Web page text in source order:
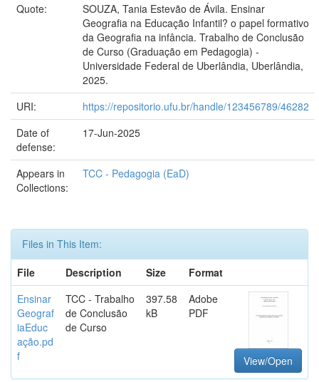
Quote:
SOUZA, Tania Estevão de Ávila. Ensinar
Geografia na Educação Infantil? o papel formativo
da Geografia na infância. Trabalho de Conclusão
de Curso (Graduação em Pedagogia) -
Universidade Federal de Uberlândia, Uberlândia,
2025.
URI:
https://repositorio.ufu.br/handle/123456789/46282
Date of
defense:
17-Jun-2025
Appears in
Collections:
TCC - Pedagogia (EaD)
Files in This Item:
File
Description Size
Format
Ensinar
Geograf
iaEduc
ação.pd
f
TCC - Trabalho
de Conclusão
de Curso
397.58
kB
Adobe
PDF
View/Open